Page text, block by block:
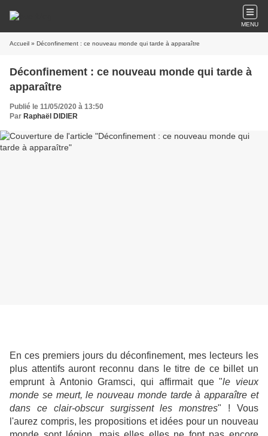
MENU
Accueil » Déconfinement : ce nouveau monde qui tarde à apparaître
Déconfinement : ce nouveau monde qui tarde à
apparaître
Publié le 11/05/2020 à 13:50
Par Raphaël DIDIER
En ces premiers jours du déconfinement, mes lecteurs les
plus attentifs auront reconnu dans le titre de ce billet un
emprunt à Antonio Gramsci, qui affirmait que "le vieux
monde se meurt, le nouveau monde tarde à apparaître et
dans ce clair-obscur surgissent les monstres" ! Vous
l'aurez compris, les propositions et idées pour un nouveau